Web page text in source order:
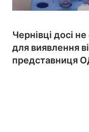
Чернівці досі
для виявлення
представниця